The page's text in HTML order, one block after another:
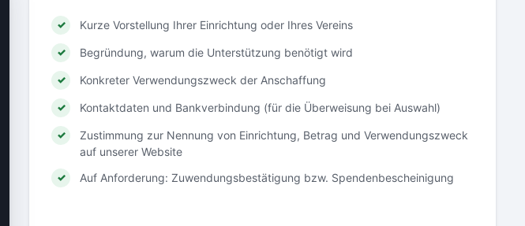
Kurze Vorstellung Ihrer Einrichtung oder Ihres Vereins
Begründung, warum die Unterstützung benötigt wird
Konkreter Verwendungszweck der Anschaffung
Kontaktdaten und Bankverbindung (für die Überweisung bei Auswahl)
Zustimmung zur Nennung von Einrichtung, Betrag und Verwendungszweck
auf unserer Website
Auf Anforderung: Zuwendungsbestätigung bzw. Spendenbescheinigung